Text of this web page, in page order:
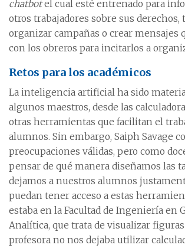
chatbotel cual esté entrenado para
otros trabajadores sobre sus derechos,
organizar campañas o crear mensajes
con los obreros para incitarlos a
Retos para los académicos
La inteligencia artificial ha sido
algunos maestros, desde las
otras herramientas que facilitan el
alumnos. Sin embargo, Saiph Savage
preocupaciones válidas, pero como
pensar de qué manera diseñamos las
dejamos a nuestros alumnos
puedan tener acceso a estas
estaba en la Facultad de Ingeniería en
Analítica, que trata de visualizar figuras
profesora no nos dejaba utilizar